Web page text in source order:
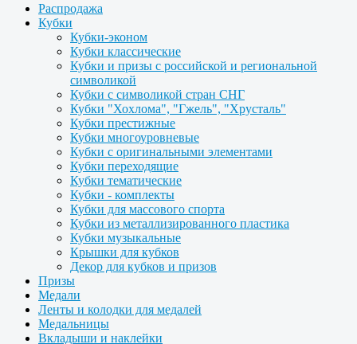
Распродажа
Кубки
Кубки-эконом
Кубки классические
Кубки и призы с российской и региональной
символикой
Кубки с символикой стран СНГ
Кубки "Хохлома", "Гжель", "Хрусталь"
Кубки престижные
Кубки многоуровневые
Кубки с оригинальными элементами
Кубки переходящие
Кубки тематические
Кубки - комплекты
Кубки для массового спорта
Кубки из металлизированного пластика
Кубки музыкальные
Крышки для кубков
Декор для кубков и призов
Призы
Медали
Ленты и колодки для медалей
Медальницы
Вкладыши и наклейки